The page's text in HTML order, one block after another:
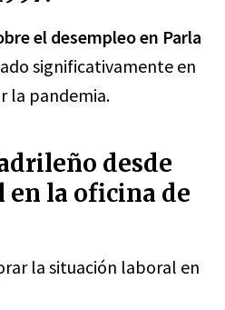
el desempleo en Parla
significativamente en
la pandemia.
desde
en la oficina de
la situación laboral en